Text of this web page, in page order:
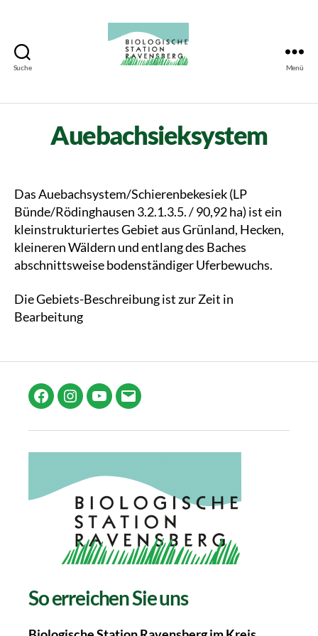
Suche
Ravensberg
Menü
Auebachsieksystem
Das Auebachsystem/Schierenbekesiek (LP
Bünde/Rödinghausen 3.2.1.3.5. / 90,92 ha) ist ein
kleinstrukturiertes Gebiet aus Grünland, Hecken,
kleineren Wäldern und entlang des Baches
abschnittsweise bodenständiger Uferbewuchs.
Die Gebiets-Beschreibung ist zur Zeit in
Bearbeitung
FacebookInstagram
YouTube
E-
So erreichen Sie uns